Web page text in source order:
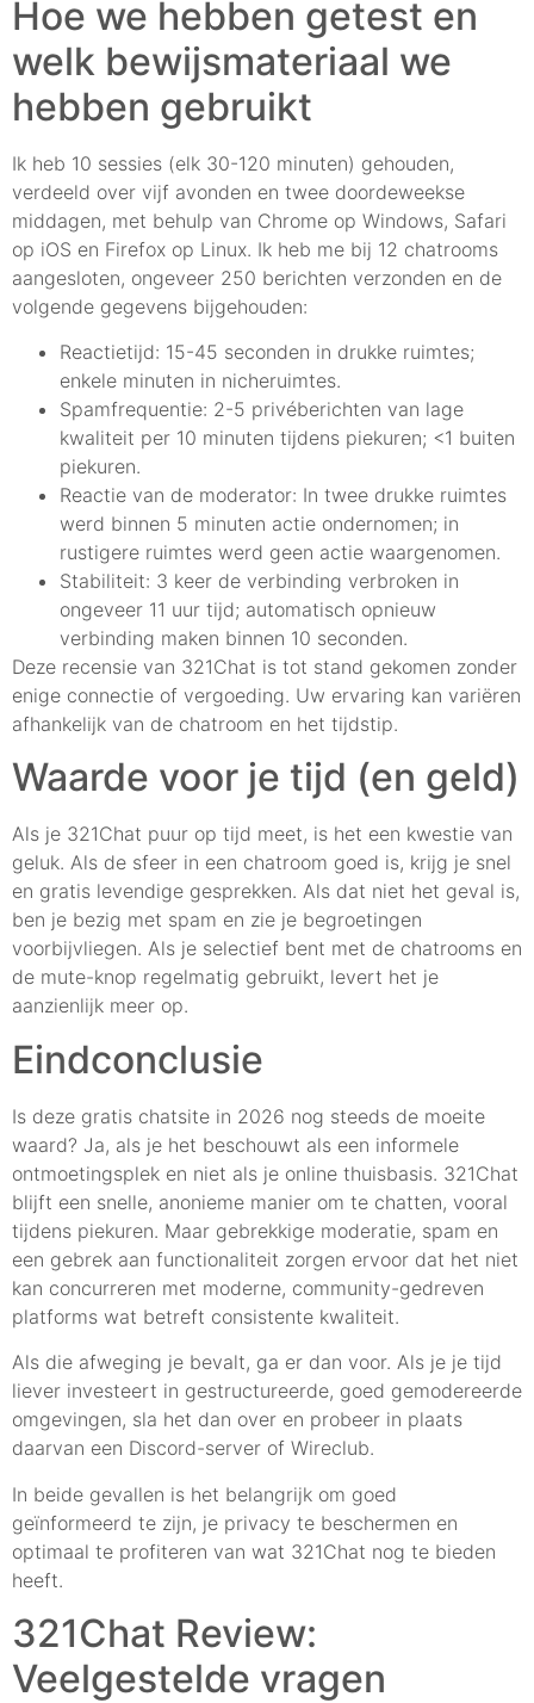
Hoe we hebben getest en
welk bewijsmateriaal we
hebben gebruikt
Ik heb 10 sessies (elk 30-120 minuten) gehouden,
verdeeld over vijf avonden en twee doordeweekse
middagen, met behulp van Chrome op Windows, Safari
op iOS en Firefox op Linux. Ik heb me bij 12 chatrooms
aangesloten, ongeveer 250 berichten verzonden en de
volgende gegevens bijgehouden:
Reactietijd: 15-45 seconden in drukke ruimtes;
enkele minuten in nicheruimtes.
Spamfrequentie: 2-5 privéberichten van lage
kwaliteit per 10 minuten tijdens piekuren; <1 buiten
piekuren.
Reactie van de moderator: In twee drukke ruimtes
werd binnen 5 minuten actie ondernomen; in
rustigere ruimtes werd geen actie waargenomen.
Stabiliteit: 3 keer de verbinding verbroken in
ongeveer 11 uur tijd; automatisch opnieuw
verbinding maken binnen 10 seconden.
Deze recensie van 321Chat is tot stand gekomen zonder
enige connectie of vergoeding. Uw ervaring kan variëren
afhankelijk van de chatroom en het tijdstip.
Waarde voor je tijd (en geld)
Als je 321Chat puur op tijd meet, is het een kwestie van
geluk. Als de sfeer in een chatroom goed is, krijg je snel
en gratis levendige gesprekken. Als dat niet het geval is,
ben je bezig met spam en zie je begroetingen
voorbijvliegen. Als je selectief bent met de chatrooms en
de mute-knop regelmatig gebruikt, levert het je
aanzienlijk meer op.
Eindconclusie
Is deze gratis chatsite in 2026 nog steeds de moeite
waard? Ja, als je het beschouwt als een informele
ontmoetingsplek en niet als je online thuisbasis. 321Chat
blijft een snelle, anonieme manier om te chatten, vooral
tijdens piekuren. Maar gebrekkige moderatie, spam en
een gebrek aan functionaliteit zorgen ervoor dat het niet
kan concurreren met moderne, community-gedreven
platforms wat betreft consistente kwaliteit.
Als die afweging je bevalt, ga er dan voor. Als je je tijd
liever investeert in gestructureerde, goed gemodereerde
omgevingen, sla het dan over en probeer in plaats
daarvan een Discord-server of Wireclub.
In beide gevallen is het belangrijk om goed
geïnformeerd te zijn, je privacy te beschermen en
optimaal te profiteren van wat 321Chat nog te bieden
heeft.
321Chat Review:
Veelgestelde vragen